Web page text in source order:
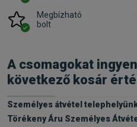
Megbízható
bolt
A csomagokat
következő kosár
Személyes átvétel
Törékeny Áru Személyes